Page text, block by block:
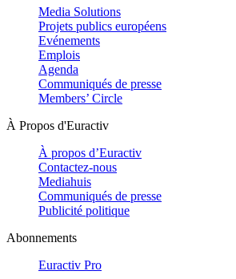
Media Solutions
Projets publics européens
Evénements
Emplois
Agenda
Communiqués de presse
Members’ Circle
À Propos d'Euractiv
À propos d’Euractiv
Contactez-nous
Mediahuis
Communiqués de presse
Publicité politique
Abonnements
Euractiv Pro